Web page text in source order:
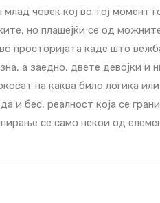
млад човек кој во тој момент
но плашејќи се од
во просторијата каде што
а заедно, двете девојки
на каква било логика
и бес, реалност која се
се само некои од